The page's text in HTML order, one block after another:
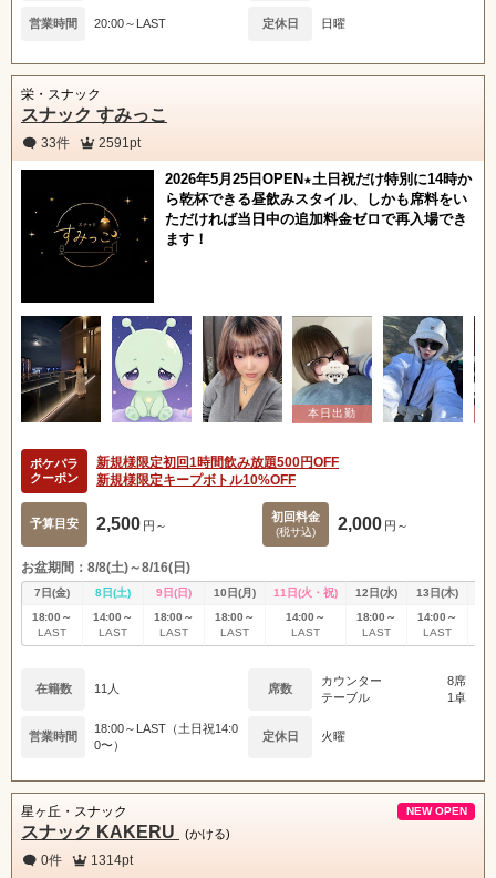
営業時間 20:00～LAST 定休日 日曜
栄・スナック
スナック すみっこ
33件 2591pt
2026年5月25日OPEN★土日祝だけ特別に14時か
ら乾杯できる昼飲みスタイル、しかも席料をい
ただければ当日中の追加料金ゼロで再入場でき
ます！
ポケパラ
クーポン
新規様限定初回1時間飲み放題500円OFF
新規様限定キープボトル10%OFF
予算目安 2,500 円～
初回料金
(税サ込) 2,000 円～
お盆期間：8/8(土)～8/16(日)
7日(金) 8日(土) 9日(日) 10日(月) 11日(火・祝) 12日(水) 13日(木)
18:00～
LAST
14:00～
LAST
18:00～
LAST
18:00～
LAST
14:00～
LAST
18:00～
LAST
14:00～
LAST
在籍数 11人 席数
カウンター
8席
テーブル
1卓
営業時間
18:00～LAST（土日祝14:0
0〜）
定休日 火曜
NEW OPEN
星ヶ丘・スナック
スナック KAKERU (かける)
0件 1314pt